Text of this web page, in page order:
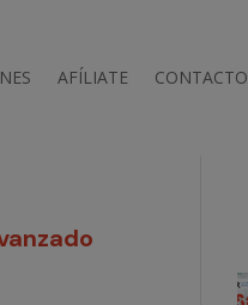
AFÍLIATE CONTACTO